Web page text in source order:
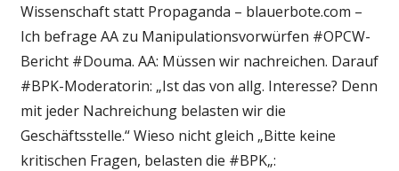
Wissenschaft statt Propaganda – blauerbote.com –
Ich befrage AA zu Manipulationsvorwürfen #OPCW-
Bericht #Douma. AA: Müssen wir nachreichen. Darauf
#BPK-Moderatorin: „Ist das von allg. Interesse? Denn
mit jeder Nachreichung belasten wir die
Geschäftsstelle.“ Wieso nicht gleich „Bitte keine
kritischen Fragen, belasten die #BPK„: